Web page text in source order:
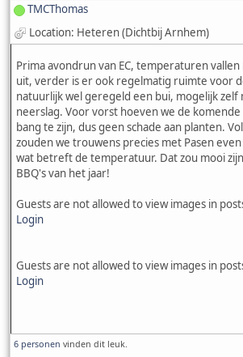
TMCThomas
Location: Heteren (Dichtbij Arnhem)
Prima avondrun van EC, temperaturen
uit, verder is er ook regelmatig ruimte voor
natuurlijk wel geregeld een bui, mogelijk zelf
neerslag. Voor vorst hoeven we de
bang te zijn, dus geen schade aan planten.
zouden we trouwens precies met Pasen
wat betreft de temperatuur. Dat zou mooi
BBQ's van het jaar!
Guests are not allowed to view images in
Login
Guests are not allowed to view images in
Login
6 personen vinden dit leuk.